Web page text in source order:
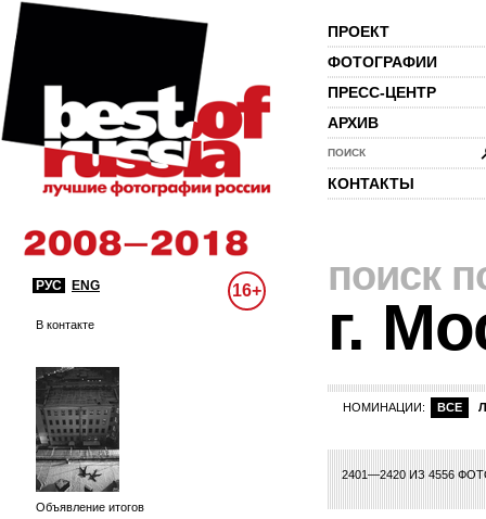
ПРОЕКТ
ФОТОГРАФИИ
ПРЕСС-ЦЕНТР
АРХИВ
ПОИСК
КОНТАКТЫ
РУС ENG 16+
В контакте
Объявление итогов
поиск
г.
НОМИНАЦИИ: ВСЕ
2401—2420 ИЗ 4556
100 101 102 110 111 112 113